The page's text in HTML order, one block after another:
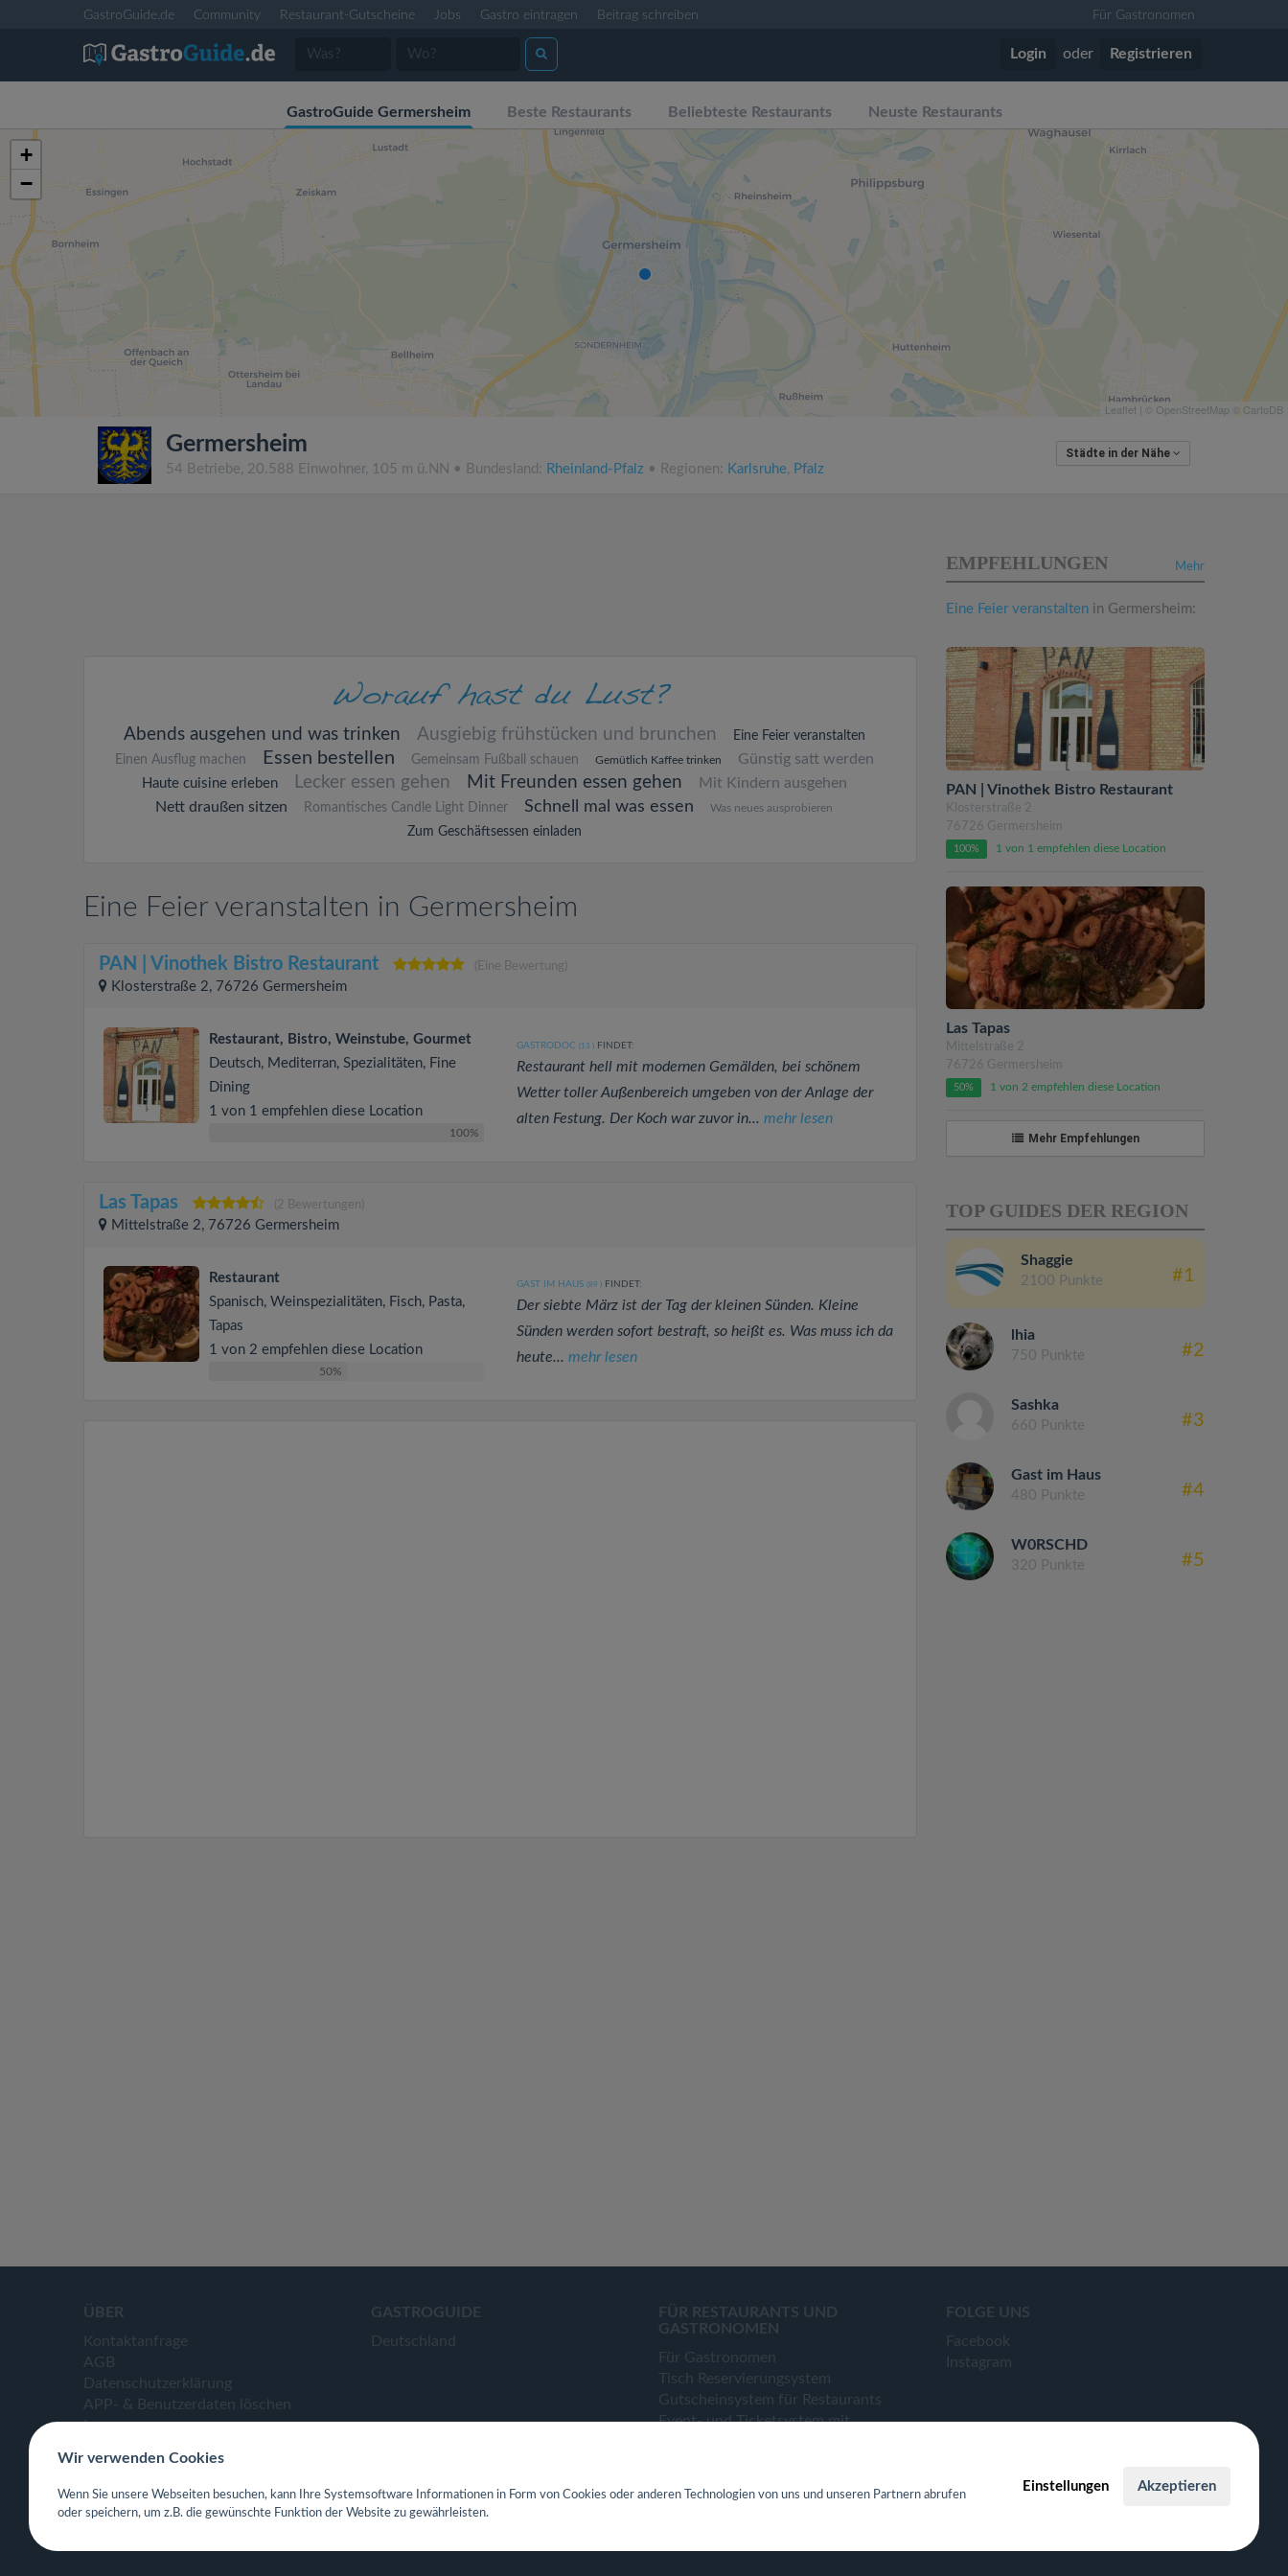
GastroGuide.de Community Restaurant-Gutscheine Jobs Gastro eintragen Beitrag schreiben Für Gastronomen
Login oder Registrieren
GastroGuide Germersheim Beste Restaurants Beliebteste Restaurants Neuste Restaurants
+
−
Leaflet | © OpenStreetMap © CartoDB
Germersheim
54 Betriebe, 20.588 Einwohner, 105 m ü.NN • Bundesland: Rheinland-Pfalz • Regionen: Karlsruhe, Pfalz
Städte in der Nähe
Abends ausgehen und was trinken Ausgiebig frühstücken und brunchen
Eine Feier veranstalten
Einen Ausflug machen
Essen bestellen Gemeinsam Fußball schauen Gemütlich Kaffee trinken Günstig satt werden
Haute cuisine erleben Lecker essen gehen Mit Freunden essen gehen
Mit Kindern ausgehen
Nett draußen sitzen
Romantisches Candle Light Dinner Schnell mal was essen Was neues ausprobieren
Zum Geschäftsessen einladen
Eine Feier veranstalten in Germersheim
PAN | Vinothek Bistro Restaurant (Eine Bewertung)
Klosterstraße 2, 76726 Germersheim
Restaurant, Bistro, Weinstube, Gourmet
Deutsch, Mediterran, Spezialitäten, Fine
Dining
1 von 1 empfehlen diese Location
100%
GASTRODOC (13 )FINDET:
Restaurant hell mit modernen Gemälden, bei schönem
Wetter toller Außenbereich umgeben von der Anlage der
alten Festung. Der Koch war zuvor in... mehr lesen
Las Tapas (2 Bewertungen)
Mittelstraße 2, 76726 Germersheim
Restaurant
Spanisch, Weinspezialitäten, Fisch, Pasta,
Tapas
1 von 2 empfehlen diese Location
50%
GAST IM HAUS (89 )FINDET:
Der siebte März ist der Tag der kleinen Sünden. Kleine
Sünden werden sofort bestraft, so heißt es. Was muss ich da
heute... mehr lesen
Mehr
EMPFEHLUNGEN
Eine Feier veranstalten in Germersheim:
PAN | Vinothek Bistro Restaurant
Klosterstraße 2
76726 Germersheim
100% 1 von 1 empfehlen diese Location
Las Tapas
Mittelstraße 2
76726 Germersheim
50% 1 von 2 empfehlen diese Location
Mehr Empfehlungen
TOP GUIDES DER REGION
Shaggie
2100 Punkte #1
lhia
750 Punkte #2
Sashka
660 Punkte #3
Gast im Haus
480 Punkte #4
W0RSCHD
320 Punkte #5
ÜBER
Kontaktanfrage
AGB
Datenschutzerklärung
APP- & Benutzerdaten löschen
Impressum
GASTROGUIDE
Deutschland
FÜR RESTAURANTS UND
GASTRONOMEN
Für Gastronomen
Tisch Reservierungsystem
Gutscheinsystem für Restaurants
Event- und Ticketsystem mit
Webseiten für Restaurant
FOLGE UNS
Facebook
Instagram
Wir verwenden Cookies
Wenn Sie unsere Webseiten besuchen, kann Ihre Systemsoftware Informationen in Form von Cookies oder anderen Technologien von uns und unseren Partnern abrufen
oder speichern, um z.B. die gewünschte Funktion der Website zu gewährleisten.
Einstellungen Akzeptieren